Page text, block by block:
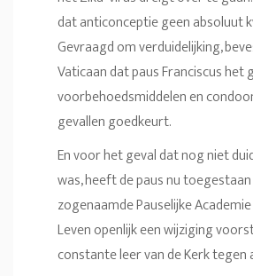
dat anticonceptie geen absoluut
Gevraagd om verduidelijking,
Vaticaan dat paus Franciscus het
voorbehoedsmiddelen en
gevallen goedkeurt.
En voor het geval dat nog niet
was, heeft de paus nu
zogenaamde Pauselijke
Leven openlijk een wijziging
constante leer van de Kerk